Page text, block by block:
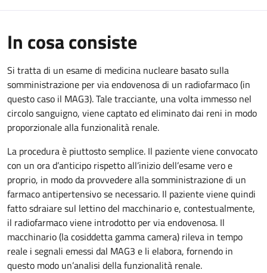
In cosa consiste
Si tratta di un esame di medicina nucleare basato sulla
somministrazione per via endovenosa di un radiofarmaco (in
questo caso il MAG3). Tale tracciante, una volta immesso nel
circolo sanguigno, viene captato ed eliminato dai reni in modo
proporzionale alla funzionalità renale.
La procedura è piuttosto semplice. Il paziente viene convocato
con un ora d’anticipo rispetto all’inizio dell’esame vero e
proprio, in modo da provvedere alla somministrazione di un
farmaco antipertensivo se necessario. Il paziente viene quindi
fatto sdraiare sul lettino del macchinario e, contestualmente,
il radiofarmaco viene introdotto per via endovenosa. Il
macchinario (la cosiddetta gamma camera) rileva in tempo
reale i segnali emessi dal MAG3 e li elabora, fornendo in
questo modo un’analisi della funzionalità renale.